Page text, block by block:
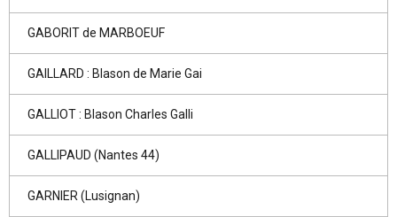
GABORIT de MARBOEUF
GAILLARD : Blason de Marie Gai
GALLIOT : Blason Charles Galli
GALLIPAUD (Nantes 44)
GARNIER (Lusignan)